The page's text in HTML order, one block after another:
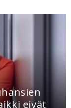
eivät